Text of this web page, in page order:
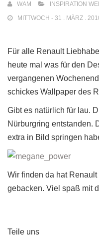
WAM
INSPIRATION
MITTWOCH - 31 . MÄRZ .
Für alle Renault
heute mal was für den
vergangenen
schickes Wallpaper des
Gibt es natürlich für lau.
Nürburgring entstanden.
extra in Bild springen
Wir finden da hat
gebacken. Viel spaß mit
Teile uns